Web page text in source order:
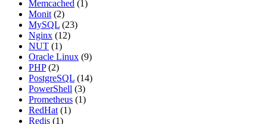
Memcached (1)
Monit (2)
MySQL (23)
Nginx (12)
NUT (1)
Oracle Linux (9)
PHP(2)
PostgreSQL (14)
PowerShell (3)
Prometheus (1)
RedHat (1)
Redis (1)